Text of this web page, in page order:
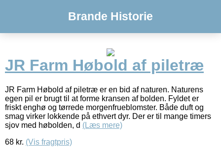
Brande Historie
JR Farm Høbold af piletræ
JR Farm Høbold af piletræ er en bid af naturen. Naturens
egen pil er brugt til at forme kransen af bolden. Fyldet er
friskt enghø og tørrede morgenfrueblomster. Både duft og
smag virker lokkende på ethvert dyr. Der er til mange timers
sjov med høbolden, d (Læs mere)
68 kr. (Vis fragtpris)